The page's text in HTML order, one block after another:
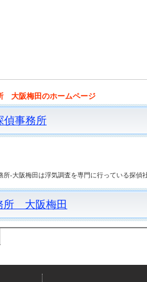
大阪梅田のホームページ
偵事務所
所-大阪梅田は浮気調査を専門に行っている探偵
所 大阪梅田